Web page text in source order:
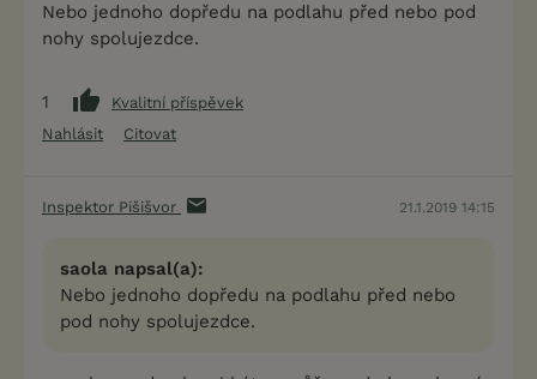
Nebo jednoho dopředu na podlahu před nebo pod
nohy spolujezdce.
1
Kvalitní příspěvek
Nahlásit
Citovat
Inspektor Pišišvor 21.1.2019 14:15
saola napsal(a):
Nebo jednoho dopředu na podlahu před nebo
pod nohy spolujezdce.